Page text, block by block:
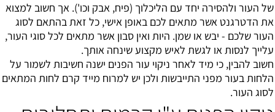
של העור ולהסירה יחד עם הליכלוך (פיח, אבק וכו'). אך חשוב למצוא
את הדטרגנט אשר מתאים לכם באופן אישי, כל זאת בהתאם לסוג
העור שלכם - יבש או שמן. היות ואין סבון אשר מתאים לכל סוגי העור,
עלייך לנסות או לגשת לאיש מקצוע שינחה אותך.
חשוב להבין, כי מיד לאחר ניקוי עור הפנים ישנה חשיבות לשמור על
הלחות בעור מפני התייבשות ולכן יש למרוח מייד קרם לחות המתאים
לסוג העור.